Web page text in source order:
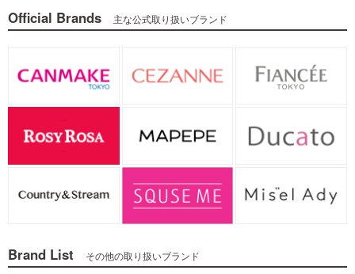
Official Brands 主な公式取り扱いブランド
Brand List その他の取り扱いブランド